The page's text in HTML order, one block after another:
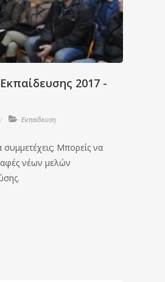
2017 -
Εκπαίδευση
συμμετέχεις; Μπορείς να
νέων μελών